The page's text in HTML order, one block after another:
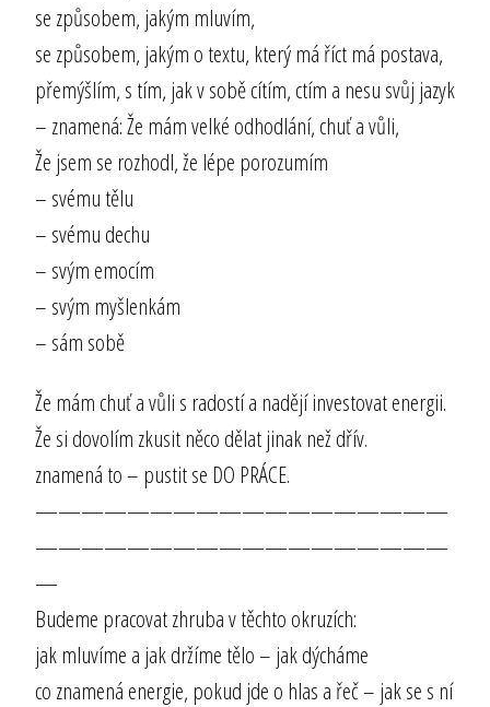
se způsobem, jakým mluvím,
se způsobem, jakým o textu, který má říct má postava,
přemýšlím, s tím, jak v sobě cítím, ctím a nesu svůj jazyk
– znamená: Že mám velké odhodlání, chuť a vůli,
Že jsem se rozhodl, že lépe porozumím
– svému tělu
– svému dechu
– svým emocím
– svým myšlenkám
– sám sobě
Že mám chuť a vůli s radostí a nadějí investovat energii.
Že si dovolím zkusit něco dělat jinak než dřív.
znamená to – pustit se DO PRÁCE.
——————————————————
——————————————————
—
Budeme pracovat zhruba v těchto okruzích:
jak mluvíme a jak držíme tělo – jak dýcháme
co znamená energie, pokud jde o hlas a řeč – jak se s ní